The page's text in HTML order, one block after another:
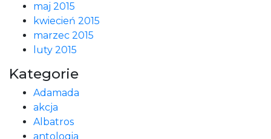
maj 2015
kwiecień 2015
marzec 2015
luty 2015
Kategorie
Adamada
akcja
Albatros
antologia